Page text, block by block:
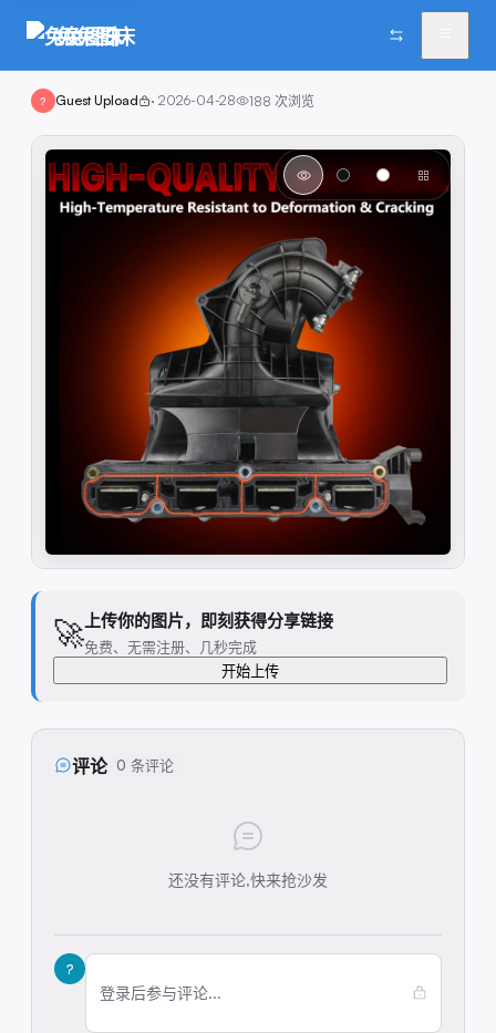
兔兔图床
? Guest Upload · 2026-04-28 188 次浏览
🚀上传你的图片，即刻获得分享链接
免费、无需注册、几秒完成
开始上传
评论 0 条评论
还没有评论,快来抢沙发
?
登录后参与评论...